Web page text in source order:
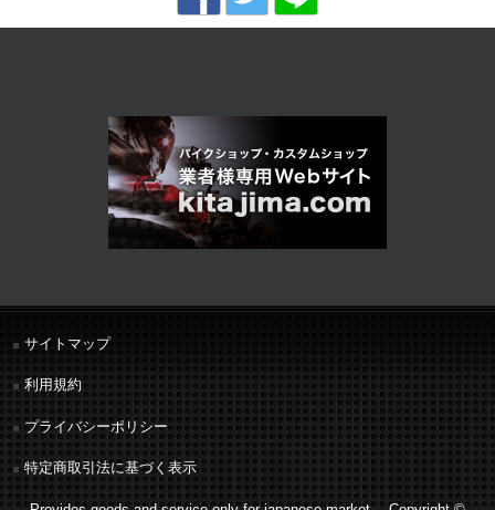
サイトマップ
利用規約
プライバシーポリシー
特定商取引法に基づく表示